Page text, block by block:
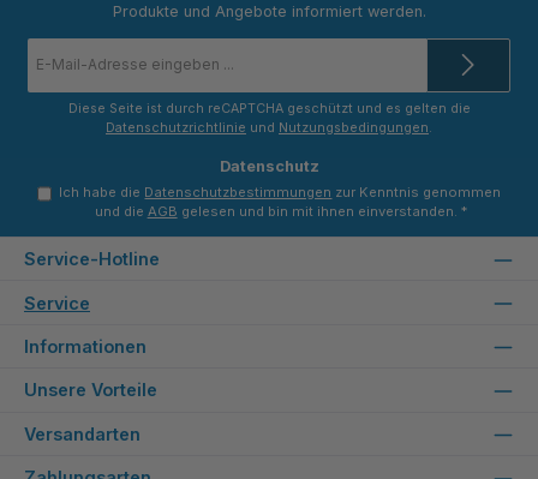
Produkte und Angebote informiert werden.
Mail-
*
Diese Seite ist durch reCAPTCHA geschützt und es gelten die
Datenschutzrichtlinie und Nutzungsbedingungen.
Datenschutz
Ich habe die Datenschutzbestimmungen zur Kenntnis genommen
und die AGB gelesen und bin mit ihnen einverstanden. *
Service-Hotline
Service
Informationen
Unsere Vorteile
Versandarten